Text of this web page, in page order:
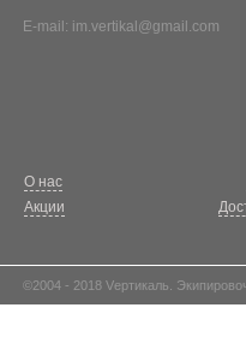
E-mail: im.vertikal@gmail.com
О нас
Акции
©2004 - 2018 Vертикаль.